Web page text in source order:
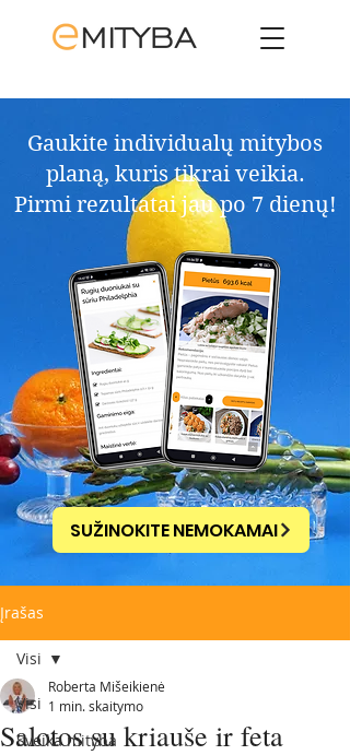
Gaukite individualų mitybos
planą, kuris tikrai veikia.​
Pirmi rezultatai jau po 7 dienų!
SUŽINOKITE NEMOKAMAI
Įrašas
Visi
Sveika mityba
Visi
Salotos su kriauše ir feta
Roberta Mišeikienė
1 min. skaitymo